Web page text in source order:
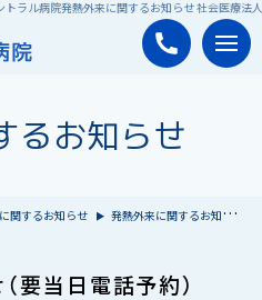
ラル病院発熱外来に関するお知らせ 社会医療法
るお知らせ
関するお知らせ 発熱外来に関するお知らせ
要当日電話予約）